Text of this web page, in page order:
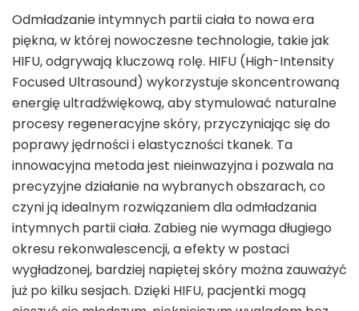
Odmładzanie intymnych partii ciała to nowa era
piękna, w której nowoczesne technologie, takie jak
HIFU, odgrywają kluczową rolę. HIFU (High-Intensity
Focused Ultrasound) wykorzystuje skoncentrowaną
energię ultradźwiękową, aby stymulować naturalne
procesy regeneracyjne skóry, przyczyniając się do
poprawy jędrności i elastyczności tkanek. Ta
innowacyjna metoda jest nieinwazyjna i pozwala na
precyzyjne działanie na wybranych obszarach, co
czyni ją idealnym rozwiązaniem dla odmładzania
intymnych partii ciała. Zabieg nie wymaga długiego
okresu rekonwalescencji, a efekty w postaci
wygładzonej, bardziej napiętej skóry można zauważyć
już po kilku sesjach. Dzięki HIFU, pacjentki mogą